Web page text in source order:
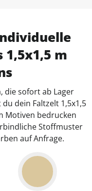
1,5x1,5 m
die sofort ab Lager
dein Faltzelt 1,5x1,5
Motiven bedrucken
Stoffmuster
auf Anfrage.